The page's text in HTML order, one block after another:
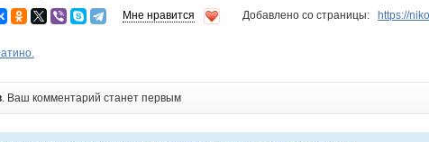
Мне нравится Добавлено со страницы: https://
. Ваш комментарий станет первым